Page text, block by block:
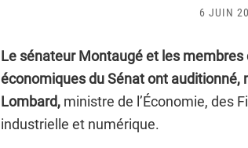
6 JUIN
Le sénateur Montaugé et les
économiques du Sénat ont auditionné,
Lombard, ministre de l’Économie, des
industrielle et numérique.